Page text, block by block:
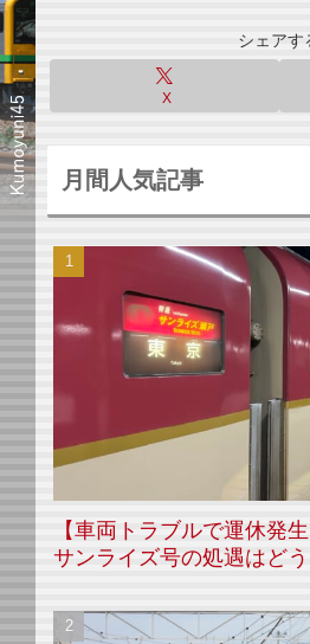
シェアす
X
月間人気記事
【車両トラブルで運休発
サンライズ号の処遇はどう